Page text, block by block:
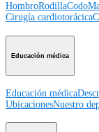
HombroRodillaCodo
Cirugía cardiotorácica
Educación médica
Educación médica
UbicacionesNuestro